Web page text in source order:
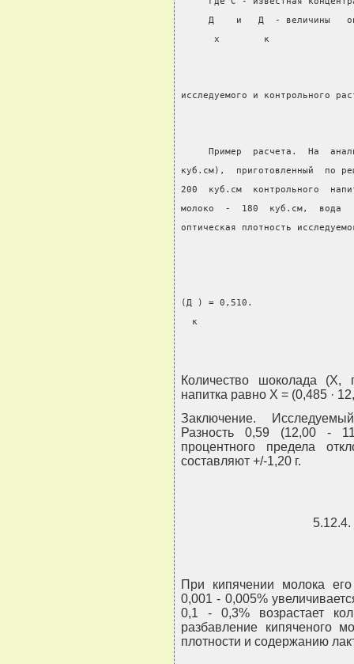
Д    и   Д  - величины
      х        к
исследуемого и контрольного
Пример  расчета.  На
куб.см),  приготовленный  по
200  куб.см  контрольного
молоко  -  180  куб.см,  вода
оптическая плотность
(Д ) = 0,510.
  к
Количество шоколада (X,
напитка равно X = (0,485 ·
Заключение.
Разность 0,59 (12,00 -
процентного предела
составляют +/-1,20 г.
При кипячении молока
0,001 - 0,005%
0,1 - 0,3% возрастает
разбавление кипяченого
плотности и содержанию